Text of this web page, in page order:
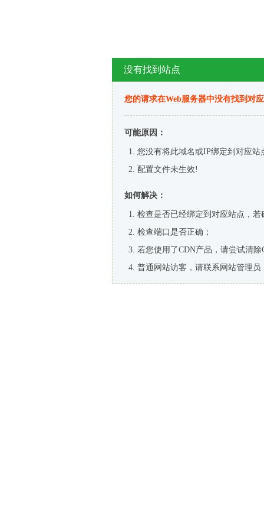
没有找到站点
您的请求在Web服务器中没有找到对
可能原因：
您没有将此域名或IP绑定到对应站
配置文件未生效!
如何解决：
检查是否已经绑定到对应站点，
检查端口是否正确；
若您使用了CDN产品，请尝试清除
普通网站访客，请联系网站管理员